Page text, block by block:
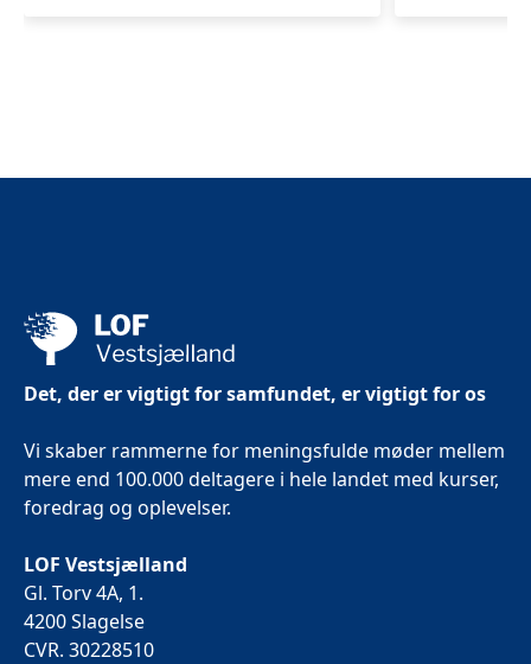
Det, der er vigtigt for samfundet, er vigtigt for os
Vi skaber rammerne for meningsfulde møder mellem
mere end 100.000 deltagere i hele landet med kurser,
foredrag og oplevelser.
LOF Vestsjælland
Gl. Torv 4A, 1.
4200 Slagelse
CVR. 30228510